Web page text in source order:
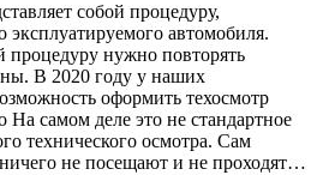
собой процедуру,
эксплуатируемого автомобиля.
процедуру нужно повторять
В 2020 году у наших
оформить техосмотр
самом деле это не стандартное
технического осмотра. Сам
не посещают и не проходят…